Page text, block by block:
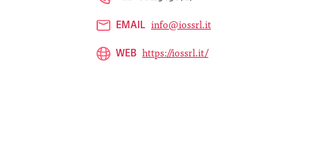
EMAIL info@iossrl.it
WEB https://iossrl.it/